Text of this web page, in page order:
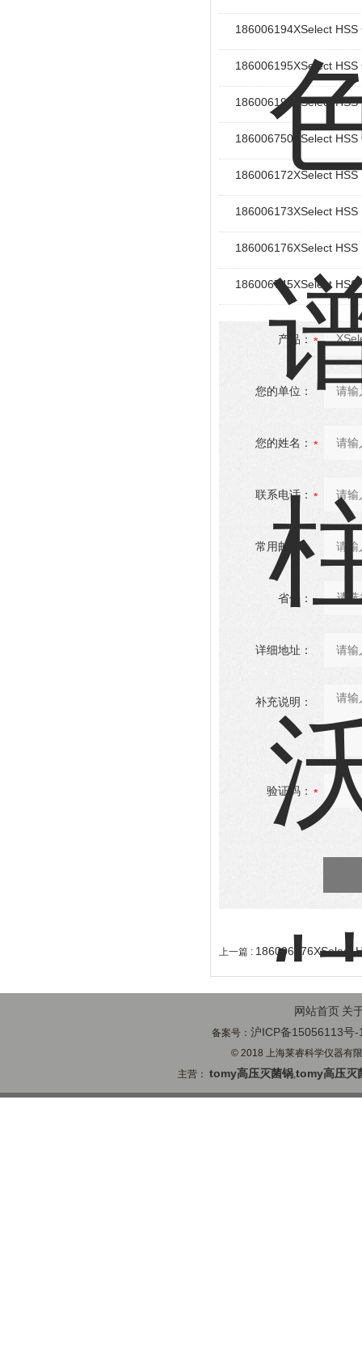
186006194XSelect
186006195XSelect
186006195XSelect
186006750XSelect
186006172XSelect
186006173XSelect
186006176XSelect
186006745XSelect
产品：
您的单位：
您的姓名：
联系电话：
常用邮箱：
省份：
详细地址：
补充说明：
验证码：
上一篇 : 186006176XSelect
网站首页 关
备案号：沪ICP备15056113号-
© 2018 上海莱睿科学仪器有
主营：tomy高压灭菌锅,tomy高压灭